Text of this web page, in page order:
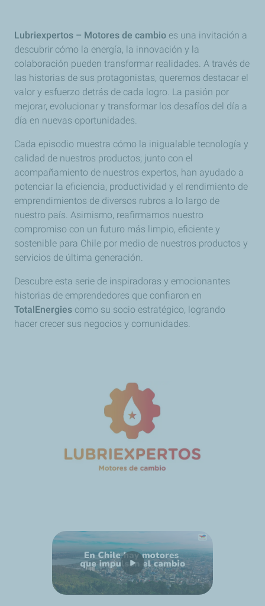
Lubriexpertos – Motores de cambio es una invitación a
descubrir cómo la energía, la innovación y la
colaboración pueden transformar realidades. A través de
las historias de sus protagonistas, queremos destacar el
valor y esfuerzo detrás de cada logro. La pasión por
mejorar, evolucionar y transformar los desafíos del día a
día en nuevas oportunidades.
Cada episodio muestra cómo la inigualable tecnología y
calidad de nuestros productos; junto con el
acompañamiento de nuestros expertos, han ayudado a
potenciar la eficiencia, productividad y el rendimiento de
emprendimientos de diversos rubros a lo largo de
nuestro país. Asimismo, reafirmamos nuestro
compromiso con un futuro más limpio, eficiente y
sostenible para Chile por medio de nuestros productos y
servicios de última generación.
Descubre esta serie de inspiradoras y emocionantes
historias de emprendedores que confiaron en
TotalEnergies como su socio estratégico, logrando
hacer crecer sus negocios y comunidades.